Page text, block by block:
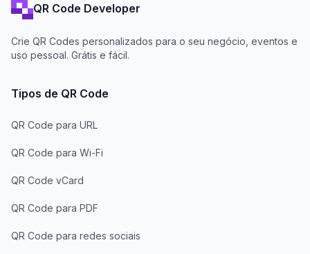
QR Code Developer
Crie QR Codes personalizados para o seu negócio, eventos e
uso pessoal. Grátis e fácil.
Tipos de QR Code
QR Code para URL
QR Code para Wi-Fi
QR Code vCard
QR Code para PDF
QR Code para redes sociais